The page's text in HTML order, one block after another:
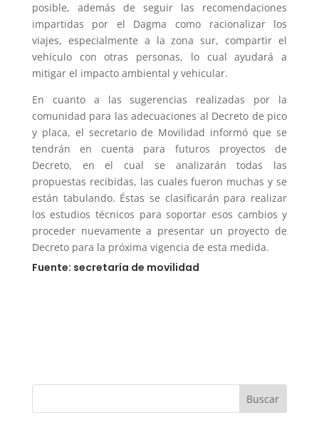
posible, además de seguir las recomendaciones
impartidas por el Dagma como racionalizar los
viajes, especialmente a la zona sur, compartir el
vehículo con otras personas, lo cual ayudará a
mitigar el impacto ambiental y vehicular.
En cuanto a las sugerencias realizadas por la
comunidad para las adecuaciones al Decreto de pico
y placa, el secretario de Movilidad informó que se
tendrán en cuenta para futuros proyectos de
Decreto, en el cual se analizarán todas las
propuestas recibidas, las cuales fueron muchas y se
están tabulando. Éstas se clasificarán para realizar
los estudios técnicos para soportar esos cambios y
proceder nuevamente a presentar un proyecto de
Decreto para la próxima vigencia de esta medida.
Fuente: secretaría de movilidad